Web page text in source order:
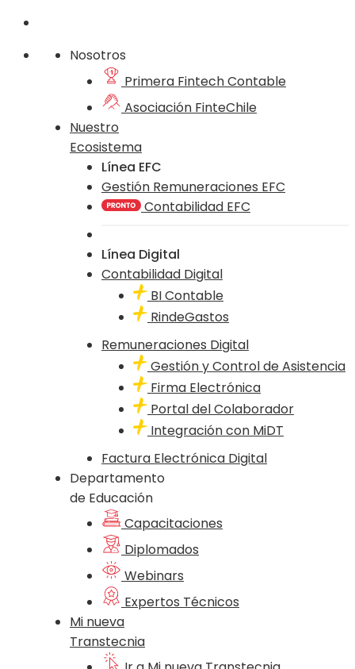
Nosotros
Primera Fintech Contable
Asociación FinteChile
Nuestro
Ecosistema
Línea EFC
Gestión Remuneraciones EFC
Contabilidad EFC
Línea Digital
Contabilidad Digital
BI Contable
RindeGastos
Remuneraciones Digital
Gestión y Control de Asistencia
Firma Electrónica
Portal del Colaborador
Integración con MiDT
Factura Electrónica Digital
Departamento
de Educación
Capacitaciones
Diplomados
Webinars
Expertos Técnicos
Mi nueva
Transtecnia